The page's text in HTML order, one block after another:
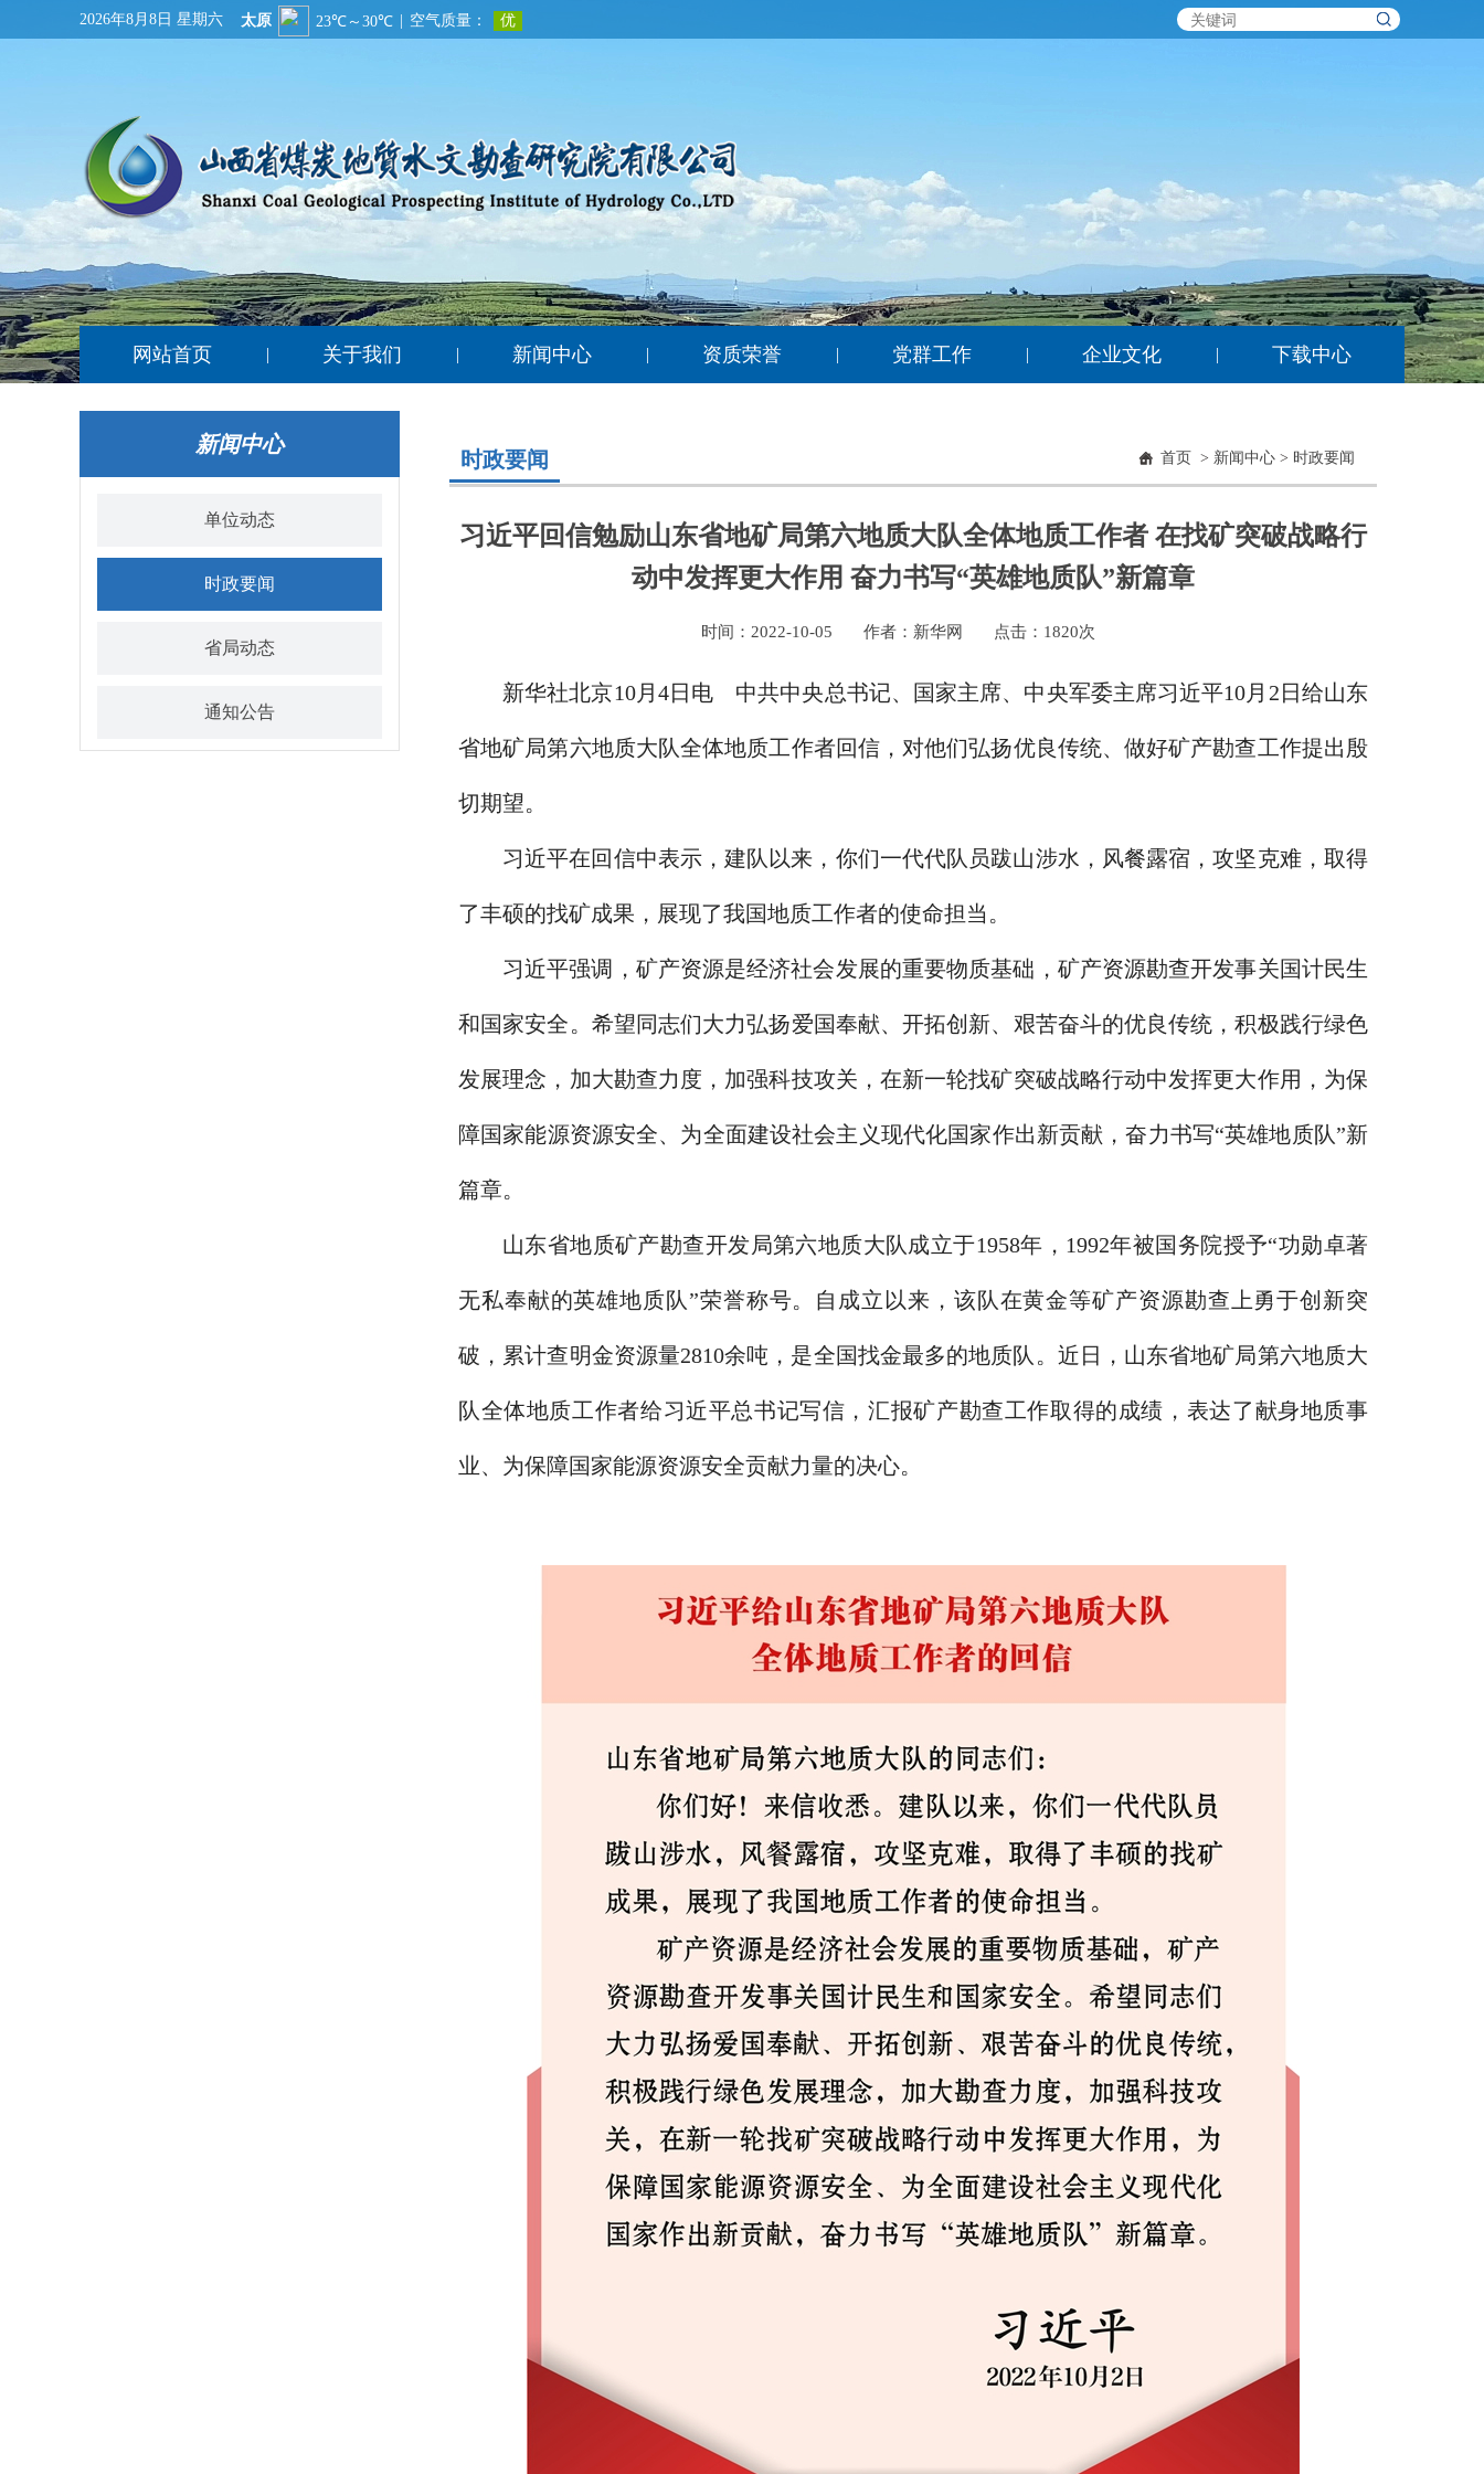
2026年8月8日 星期六
网站首页 | 关于我们 | 新闻中心 | 资质荣誉 | 党群工作 | 企业文化 | 下载中心
新闻中心
单位动态
时政要闻
省局动态
通知公告
时政要闻 首页 > 新闻中心 > 时政要闻
习近平回信勉励山东省地矿局第六地质大队全体地质工作者 在找矿突破战略行
动中发挥更大作用 奋力书写“英雄地质队”新篇章
时间： 2022-10-05 作者：新华网 点击： 1820次
新华社北京10月4日电 中共中央总书记、国家主席、中央军委主席习近平10月2日给山东
省地矿局第六地质大队全体地质工作者回信，对他们弘扬优良传统、做好矿产勘查工作提出殷
切期望。
习近平在回信中表示，建队以来，你们一代代队员跋山涉水，风餐露宿，攻坚克难，取得
了丰硕的找矿成果，展现了我国地质工作者的使命担当。
习近平强调，矿产资源是经济社会发展的重要物质基础，矿产资源勘查开发事关国计民生
和国家安全。希望同志们大力弘扬爱国奉献、开拓创新、艰苦奋斗的优良传统，积极践行绿色
发展理念，加大勘查力度，加强科技攻关，在新一轮找矿突破战略行动中发挥更大作用，为保
障国家能源资源安全、为全面建设社会主义现代化国家作出新贡献，奋力书写“英雄地质队”新
篇章。
山东省地质矿产勘查开发局第六地质大队成立于1958年，1992年被国务院授予“功勋卓著
无私奉献的英雄地质队”荣誉称号。自成立以来，该队在黄金等矿产资源勘查上勇于创新突
破，累计查明金资源量2810余吨，是全国找金最多的地质队。近日，山东省地矿局第六地质大
队全体地质工作者给习近平总书记写信，汇报矿产勘查工作取得的成绩，表达了献身地质事
业、为保障国家能源资源安全贡献力量的决心。